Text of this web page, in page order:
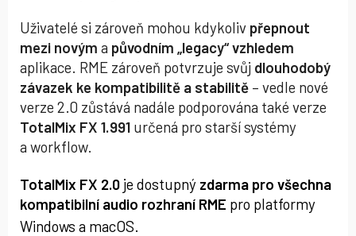
Uživatelé si zároveň mohou kdykoliv přepnout
mezi novým a původním „legacy“vzhledem
aplikace. RME zároveň potvrzuje svůj dlouhodobý
závazek ke kompatibilitě a stabilitě – vedle nové
verze 2.0 zůstává nadále podporována také verze
TotalMix FX 1.991 určená pro starší systémy
a workflow.
TotalMix FX 2.0 je dostupný zdarma pro všechna
kompatibilní audio rozhraní RME pro platformy
Windows a macOS.